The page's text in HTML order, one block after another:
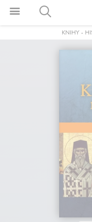
KNIHY-